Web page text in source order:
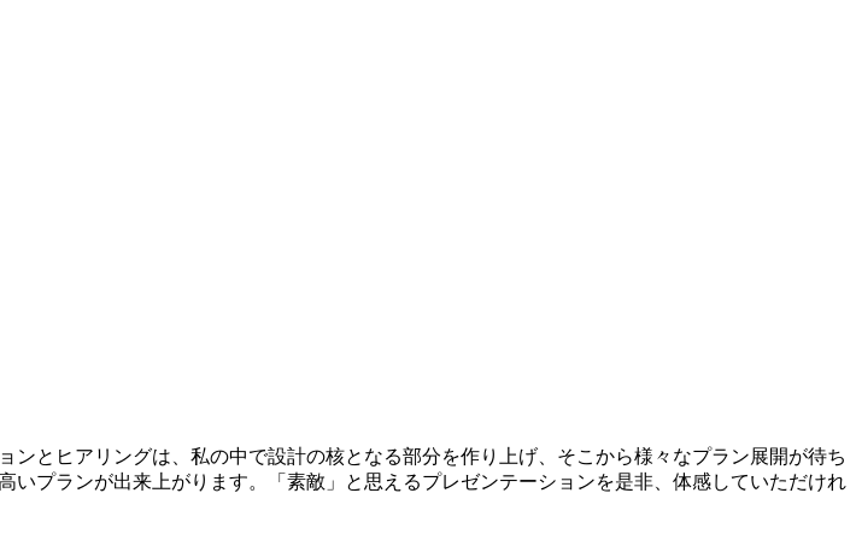
とヒアリングは、私の中で設計の核となる部分を作り上げ、そこから様々なプラン展開が待ち
プランが出来上がります。「素敵」と思えるプレゼンテーションを是非、体感していただけれ